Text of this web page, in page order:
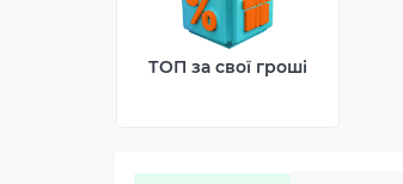
ТОП за свої гроші